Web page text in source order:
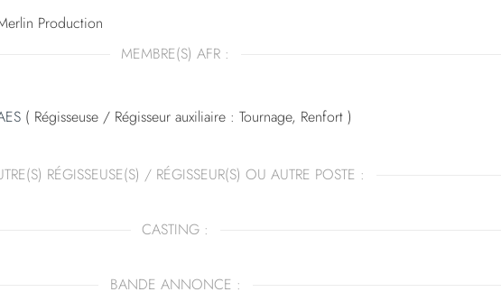
Production
MEMBRE(S) AFR :
( Régisseuse / Régisseur auxiliaire : Tournage, Renfort )
RÉGISSEUSE(S) / RÉGISSEUR(S) OU AUTRE POSTE :
CASTING :
BANDE ANNONCE :